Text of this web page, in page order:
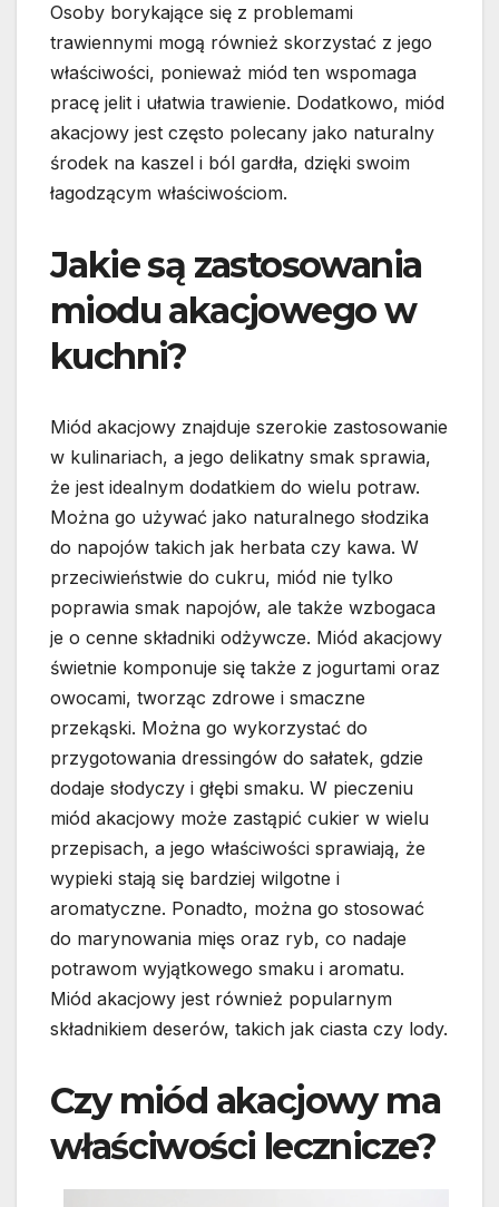
Osoby borykające się z problemami
trawiennymi mogą również skorzystać z jego
właściwości, ponieważ miód ten wspomaga
pracę jelit i ułatwia trawienie. Dodatkowo, miód
akacjowy jest często polecany jako naturalny
środek na kaszel i ból gardła, dzięki swoim
łagodzącym właściwościom.
Jakie są zastosowania
miodu akacjowego w
kuchni?
Miód akacjowy znajduje szerokie zastosowanie
w kulinariach, a jego delikatny smak sprawia,
że jest idealnym dodatkiem do wielu potraw.
Można go używać jako naturalnego słodzika
do napojów takich jak herbata czy kawa. W
przeciwieństwie do cukru, miód nie tylko
poprawia smak napojów, ale także wzbogaca
je o cenne składniki odżywcze. Miód akacjowy
świetnie komponuje się także z jogurtami oraz
owocami, tworząc zdrowe i smaczne
przekąski. Można go wykorzystać do
przygotowania dressingów do sałatek, gdzie
dodaje słodyczy i głębi smaku. W pieczeniu
miód akacjowy może zastąpić cukier w wielu
przepisach, a jego właściwości sprawiają, że
wypieki stają się bardziej wilgotne i
aromatyczne. Ponadto, można go stosować
do marynowania mięs oraz ryb, co nadaje
potrawom wyjątkowego smaku i aromatu.
Miód akacjowy jest również popularnym
składnikiem deserów, takich jak ciasta czy lody.
Czy miód akacjowy ma
właściwości lecznicze?